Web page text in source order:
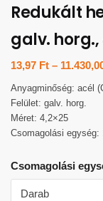
Redukált
galv. horg.,
13,97 Ft –
Anyagminőség: acél
Felület: galv. horg.
Méret: 4,2×25
Csomagolási egység:
Csomagolási